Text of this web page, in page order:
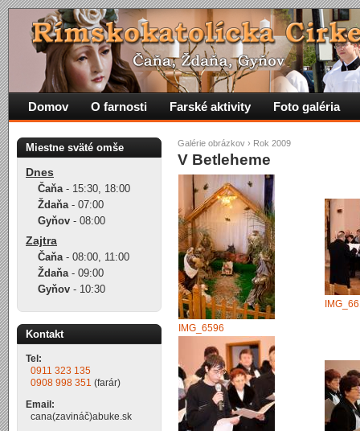
Galérie obrázkov › Rok 2009
V Betleheme
IMG_6596
Domov O farnosti Farské aktivity Foto galéria
Miestne sväté omše
Dnes
Čaňa- 15:30, 18:00
Ždaňa- 07:00
Gyňov - 08:00
Zajtra
Čaňa- 08:00, 11:00
Ždaňa- 09:00
Gyňov - 10:30
Kontakt
Tel:
0911 323 135
0908 998 351 (farár)
Email:
cana(zavináč)abuke.sk